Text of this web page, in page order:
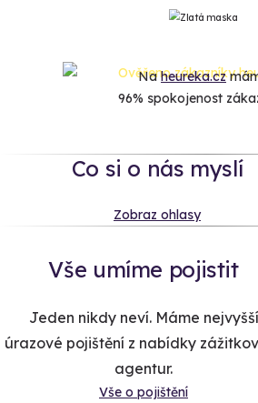
Naheureka.cz
96% spokojenost
Co si o nás myslí
Zobraz ohlasy
Vše umíme pojistit
Jeden nikdy neví. Máme nejvyšší
úrazové pojištění z nabídky
agentur.
Vše o pojištění